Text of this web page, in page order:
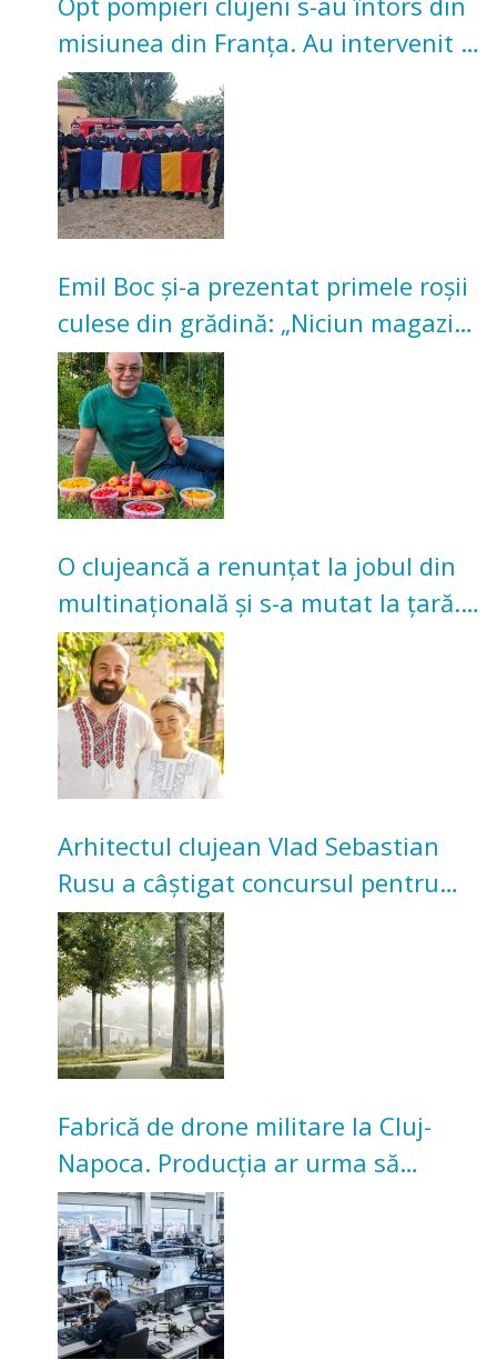
misiunea din Franța. Au intervenit la
incendii de vegetație și pădure
Emil Boc și-a prezentat primele roșii
culese din grădină: „Niciun magazin
nu poate oferi această satisfacție”
O clujeancă a renunțat la jobul din
multinațională și s-a mutat la țară.
Acum cultivă legume în grădina
bunicilor
Arhitectul clujean Vlad Sebastian
Rusu a câștigat concursul pentru
transformarea Grădinii Casei
Universitarilor
Fabrică de drone militare la Cluj-
Napoca. Producția ar urma să
înceapă în toamna acestui an